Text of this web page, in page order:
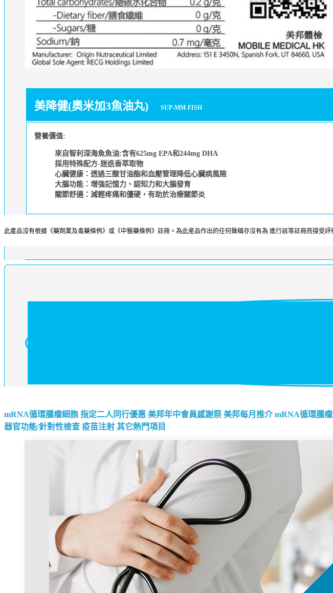
美降健(奧米加3魚油丸) SUP-MM-FISH
營養價值:
來自智利深海魚魚油:含有625mg EPA和244mg DHA
採用特殊配方-迷迭香萃取物
心臟健康：透過三酸甘油酯和血壓管理降低心臟病風險
大腦功能：增強記憶力、認知力和大腦發育
關節舒適：減輕疼痛和僵硬，有助於治療關節炎
此產品沒有根據《藥劑業及毒藥條例》或《中醫藥條例》註冊。為此産品作出的任何聲稱亦沒有為 進行該等註冊而接受
mRNA循環腫瘤細胞 指定二人同行優惠 美邦年中會員感謝祭 美邦每月推介 mRNA循環腫
器官功能/針對性檢查 疫苗注射 其它熱門項目